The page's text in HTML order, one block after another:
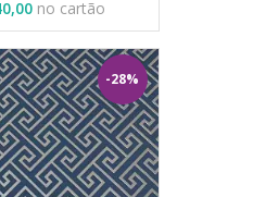
no cartão
-28%